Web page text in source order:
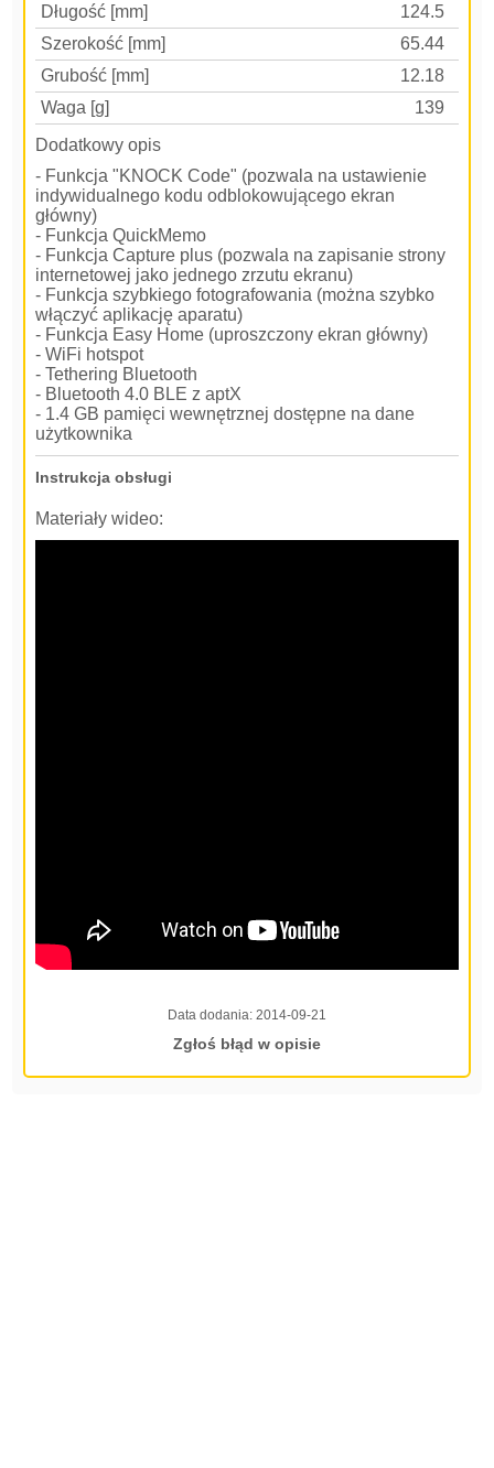
Długość [mm]
124.5
Szerokość [mm]
65.44
Grubość [mm]
12.18
Waga [g]
139
Dodatkowy opis
- Funkcja "KNOCK Code" (pozwala na ustawienie
indywidualnego kodu odblokowującego ekran
główny)
- Funkcja QuickMemo
- Funkcja Capture plus (pozwala na zapisanie strony
internetowej jako jednego zrzutu ekranu)
- Funkcja szybkiego fotografowania (można szybko
włączyć aplikację aparatu)
- Funkcja Easy Home (uproszczony ekran główny)
- WiFi hotspot
- Tethering Bluetooth
- Bluetooth 4.0 BLE z aptX
- 1.4 GB pamięci wewnętrznej dostępne na dane
użytkownika
Instrukcja obsługi
Materiały wideo:
Data dodania: 2014-09-21
Zgłoś błąd w opisie